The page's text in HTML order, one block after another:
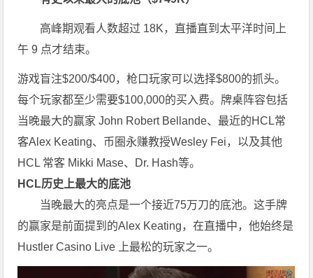
高峰期观看人数超过 18K，直播直到太平洋时间上
午 9 点才结束。
游戏盲注$200/$400，枪口玩家可以选择$800的抓头。
每个玩家都至少需要$100,000的买入费。牌桌阵容包括
当晚最大的赢家 John Robert Bellande、最近的HCL常
客Alex Keating、币圈永赚教授Wesley Fei，以及其他
HCL 常客 Mikki Mase、Dr. Hash等。
HCL历史上最大的底池
当晚最大的亮点是一个接近75万刀的底池。这手牌
的赢家是前面提到的Alex Keating，在直播中，他始终是
Hustler Casino Live 上最松的玩家之一。